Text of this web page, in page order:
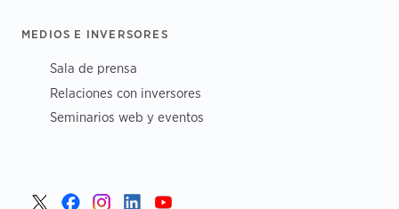
MEDIOS E INVERSORES
Sala de prensa
Relaciones con inversores
Seminarios web y eventos